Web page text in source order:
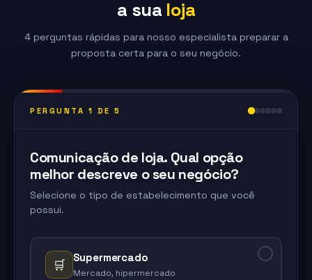
a sua loja
4 perguntas rápidas para nosso especialista preparar a
proposta certa para o seu negócio.
PERGUNTA 1 DE 5
Comunicação de loja. Qual opção
melhor descreve o seu negócio?
Selecione o tipo de estabelecimento que você
possui.
🛒 Supermercado
Mercado, hipermercado